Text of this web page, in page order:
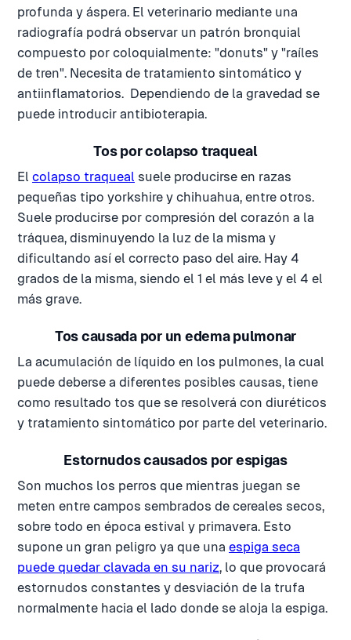
profunda y áspera. El veterinario mediante una
radiografía podrá observar un patrón bronquial
compuesto por coloquialmente: "donuts" y "raíles
de tren". Necesita de tratamiento sintomático y
antiinflamatorios. Dependiendo de la gravedad se
puede introducir antibioterapia.
Tos por colapso traqueal
El colapso traqueal suele producirse en razas
pequeñas tipo yorkshire y chihuahua, entre otros.
Suele producirse por compresión del corazón a la
tráquea, disminuyendo la luz de la misma y
dificultando así el correcto paso del aire. Hay 4
grados de la misma, siendo el 1 el más leve y el 4 el
más grave.
Tos causada por un edema pulmonar
La acumulación de líquido en los pulmones, la cual
puede deberse a diferentes posibles causas, tiene
como resultado tos que se resolverá con diuréticos
y tratamiento sintomático por parte del veterinario.
Estornudos causados por espigas
Son muchos los perros que mientras juegan se
meten entre campos sembrados de cereales secos,
sobre todo en época estival y primavera. Esto
supone un gran peligro ya que una espiga seca
puede quedar clavada en su nariz, lo que provocará
estornudos constantes y desviación de la trufa
normalmente hacia el lado donde se aloja la espiga.